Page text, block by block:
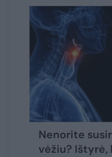
Nenorite
vėžiu? Ištyrė,